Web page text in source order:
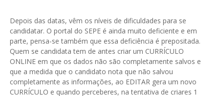
Depois das datas, vêm os níveis de dificuldades para se
candidatar. O portal do SEPE é ainda muito deficiente e em
parte, pensa-se também que essa deficiência é prepositada.
Quem se candidata tem de antes criar um CURRÍCULO
ONLINE em que os dados não são completamente salvos e
que a medida que o candidato nota que não salvou
completamente as informações, ao EDITAR gera um novo
CURRÍCULO e quando perceberes, na tentativa de criares 1